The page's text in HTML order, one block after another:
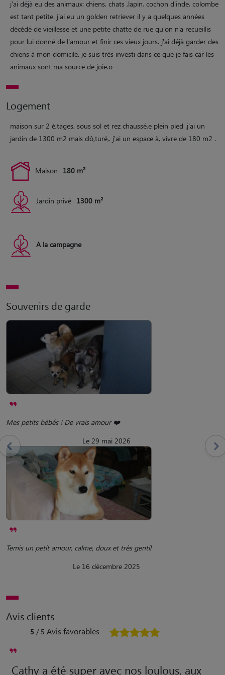
j'ai déjà eu des animaux: chiens, chats ,lapin, cochon d'inde, colombe
est tant petite. j'ai eu un golden retriever il y a quelques années
décédé de vieillesse et une petite chatte de rue qu'on n'a recueillis
pour lui donné de l'amour et finir ces vieux jours. j'ai déjà garder des
chiens à mon domicile. je suis très investi dans ce que je fais car les
animaux sont ma source de joie.o
Logement
maison sur 2 é,tages, sous sol et rez chaussé,e plein pied .j'ai un
jardin de 1300 m2 mais clô,turé,. j'ai un espace à, vivre de 180 m2 .
Maison 180 m²
Jardin privé 1300 m²
A la campagne
Souvenirs de garde
Mes petits bébés ! De vrais amour ❤️
Le 29 mai 2026
Temis un petit amour, calme, doux et très gentil
Le 16 décembre 2025
Avis clients
5 / 5 Avis favorables
Cathy a été super avec nos loulous, aux